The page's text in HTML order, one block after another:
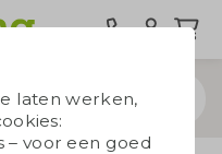
laten werken,
– voor een goed